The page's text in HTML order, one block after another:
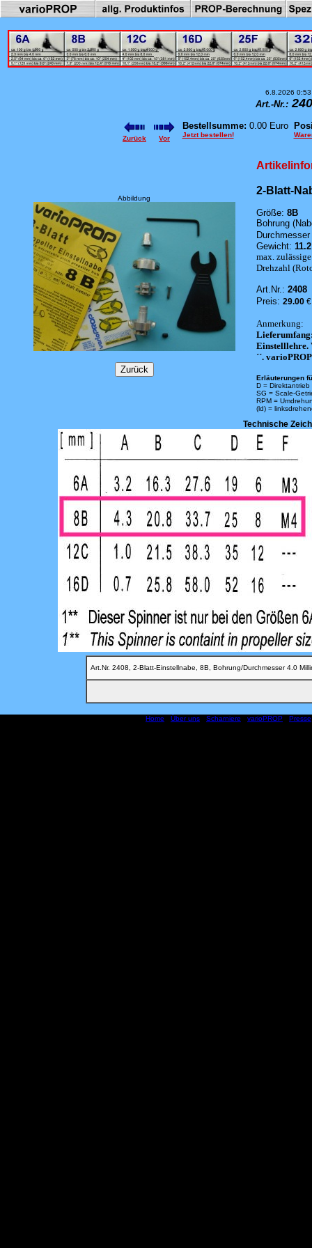
6.8.2026 0:53
Art.-Nr.:
Zurück Vor
Bestellsumme: 0.00 Euro
Jetzt bestellen!
Abbildung
2-Blatt-
Größe: 8B
Bohrung
Gewicht: 11.2
max. zulässige
Drehzahl
Art.Nr.: 2408
Preis: 29.00 €
Anmerkung:
Einstelllehre.
´´.
Erläuterungen
D =
SG = Scale-
RPM =
(ld) =
Technische
Art.Nr. 2408, 2-Blatt-Einstellnabe, 8B, Bohrung/Durchmesser 4.0
Home Über uns Scharniere varioPROP Presse